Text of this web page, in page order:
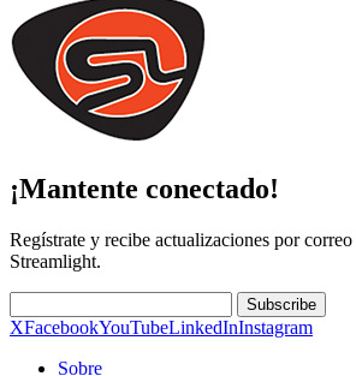
¡Mantente conectado!
Regístrate y recibe actualizaciones por
Streamlight.
Subscribe
XFacebookYouTubeLinkedInInstagram
Sobre